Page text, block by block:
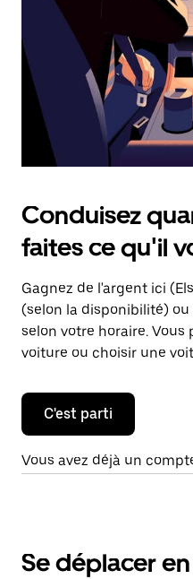
d'échappement
pour
fermer
calendrier.
Conduisez
faites ce qu'il
Gagnez de l'argent ici
(selon la disponibilité) ou
selon votre horaire.
voiture ou choisir une
C'est parti
Vous avez déjà un
Se déplacer